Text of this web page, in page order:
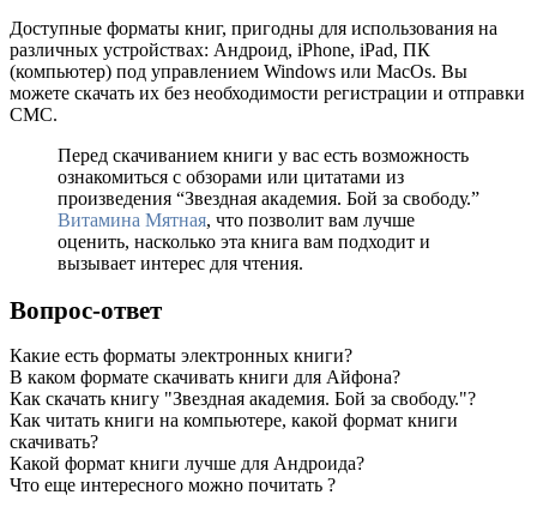
Доступные форматы книг, пригодны для использования на
различных устройствах: Андроид, iPhone, iPad, ПК
(компьютер) под управлением Windows или MacOs. Вы
можете скачать их без необходимости регистрации и отправки
СМС.
Перед скачиванием книги у вас есть возможность
ознакомиться с обзорами или цитатами из
произведения “Звездная академия. Бой за свободу.”
Витамина Мятная, что позволит вам лучше
оценить, насколько эта книга вам подходит и
вызывает интерес для чтения.
Вопрос-ответ
Какие есть форматы электронных книги?
В каком формате скачивать книги для Айфона?
Как скачать книгу "Звездная академия. Бой за свободу."?
Как читать книги на компьютере, какой формат книги
скачивать?
Какой формат книги лучше для Андроида?
Что еще интересного можно почитать ?